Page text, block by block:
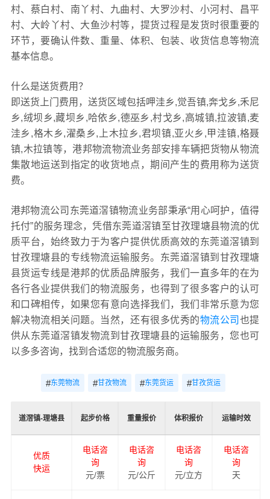
村、蔡白村、南丫村、九曲村、大罗沙村、小河村、昌平
村、大岭丫村、大鱼沙村等，提货过程是发货时很重要的
环节，要确认件数、重量、体积、包装、收货信息等物流
基本信息。
什么是送货费用？
即送货上门费用，送货区域包括呷洼乡,觉吾镇,奔戈乡,禾尼
乡,绒坝乡,藏坝乡,哈依乡,德巫乡,村戈乡,高城镇,拉波镇,麦
洼乡,格木乡,濯桑乡,上木拉乡,君坝镇,亚火乡,甲洼镇,格聂
镇,木拉镇等，港邦物流物流业务部安排车辆把货物从物流
集散地运送到指定的收货地点，期间产生的费用称为送货
费。
港邦物流公司东莞道滘镇物流业务部秉承“用心呵护，值得
托付”的服务理念，凭借东莞道滘镇至甘孜理塘县物流的优
质平台，始终致力于为客户提供优质高效的东莞道滘镇到
甘孜理塘县的专线物流运输服务。东莞道滘镇到甘孜理塘
县货运专线是港邦的优质品牌服务，我们一直多年的在为
各行各业提供我们的物流服务，也得到了很多客户的认可
和口碑相传，如果您有意向选择我们，我们非常乐意为您
解决物流相关问题。当然，还有很多优秀的物流公司 也提
供从东莞道滘镇发物流到甘孜理塘县的运输服务，您也可
以多多咨询，找到合适您的物流服务商。
#东莞物流 #甘孜物流 #东莞货运 #甘孜货运
道滘镇-理塘县 起步价格 重量报价 体积报价 运输时效
优质
快运
电话咨
询
元/票
电话咨
询
元/公斤
电话咨
询
元/立方
电话咨
询
天